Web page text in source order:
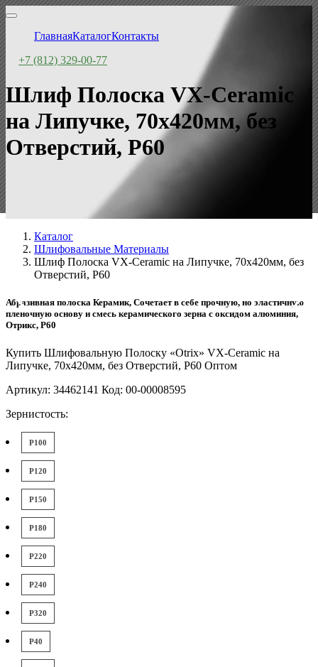
ГлавнаяКаталогКонтакты
+7 (812) 329-00-77
Шлиф Полоска VX-Ceramic
на Липучке, 70x420мм, без
Отверстий, P60
Каталог
Шлифовальные Материалы
Шлиф Полоска VX-Ceramic на Липучке, 70x420мм, без
Отверстий, P60
Абразивная полоска Керамик, Сочетает в себе прочную, но эластичную
пленочную основу и смесь керамического зерна с оксидом алюминия,
Отрикс, P60
Купить Шлифовальную Полоску «Otrix» VX-Ceramic на
Липучке, 70x420мм, без Отверстий, P60 Оптом
Артикул: 34462141 Код: 00-00008595
Зернистость:
P100
P120
P150
P180
P220
P240
P320
P40